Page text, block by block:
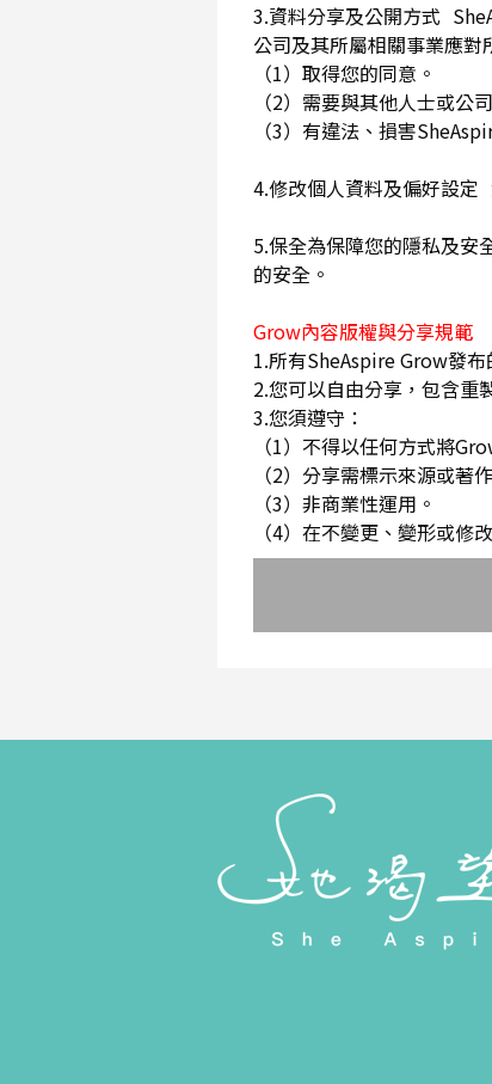
3.資料分享及公開方式
公司及其所屬相關事業應
（1）取得您的同意。
（2）需要與其他人士或公
（3）有違法、損害
4.修改個人資料及偏好設定
5.保全為保障您的隱私及安
的安全。
Grow內容版權與分享規範
1.所有SheAspire Grow發
2.您可以自由分享，包含重
3.您須遵守：
（1）不得以任何方式將
（2）分享需標示來源或著
（3）非商業性運用。
（4）在不變更、變形或修